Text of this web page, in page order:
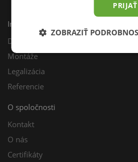
Inštalácie
Dotácie
Montáže
Legalizácia
Referencie
O spoločnosti
Kontakt
O nás
Certifikáty
ZOBRAZIŤ